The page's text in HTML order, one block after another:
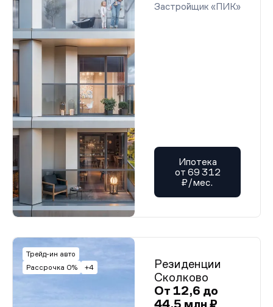
Застройщик «ПИК»
Ипотека
от 69 312
₽/мес.
Трейд-ин авто
Рассрочка 0%
+4
Резиденции
Сколково
От 12,6 до
44,5 млн ₽